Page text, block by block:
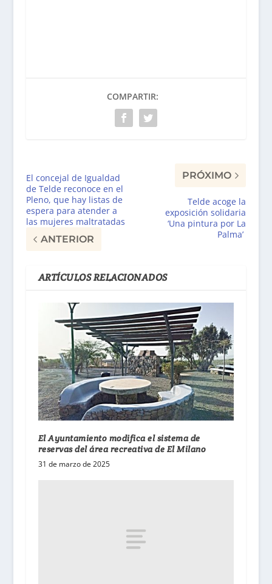
COMPARTIR:
El concejal de Igualdad
de Telde reconoce en el
Pleno, que hay listas de
espera para atender a
las mujeres maltratadas
ANTERIOR
PRÓXIMO
Telde acoge la
exposición solidaria
‘Una pintura por La
Palma’
ARTÍCULOS RELACIONADOS
El Ayuntamiento modifica el sistema de
reservas del área recreativa de El Milano
31 de marzo de 2025